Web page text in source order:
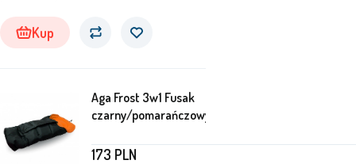
Kup
Aga Frost 3w1 Fusak
czarny/pomarańczowy
173 PLN